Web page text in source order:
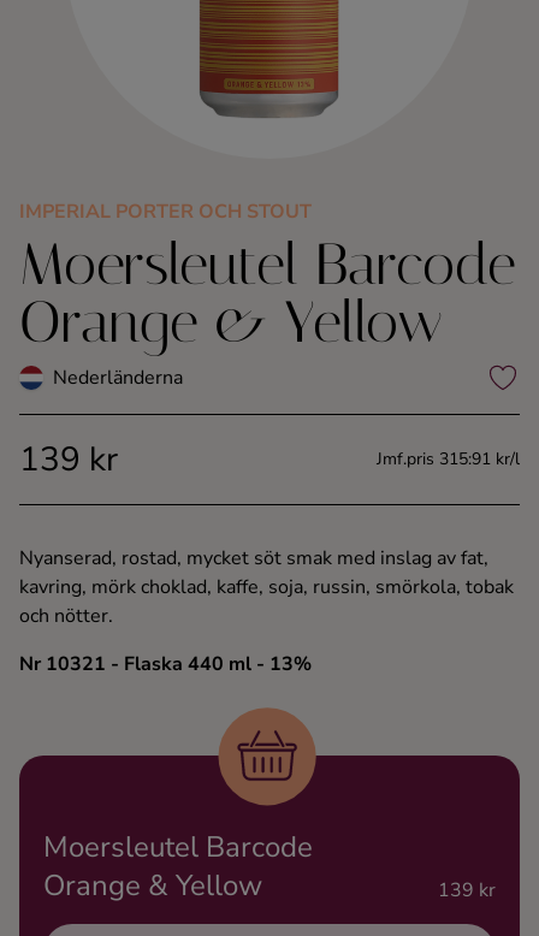
Rom
Shots
Tequila
Whisky
Ingredienser
IMPERIAL PORTER OCH STOUT
Moersleutel Barcode
Orange & Yellow
Nederländerna
139 kr Jmf.pris 315:91 kr/l
Nyanserad, rostad, mycket söt smak med inslag av fat,
kavring, mörk choklad, kaffe, soja, russin, smörkola, tobak
och nötter.
Nr 10321 - Flaska 440 ml - 13%
Moersleutel Barcode
Orange & Yellow
139 kr